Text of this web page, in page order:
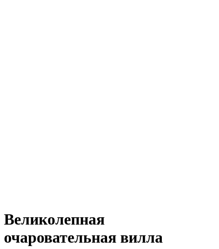
Великолепная
очаровательная вилла